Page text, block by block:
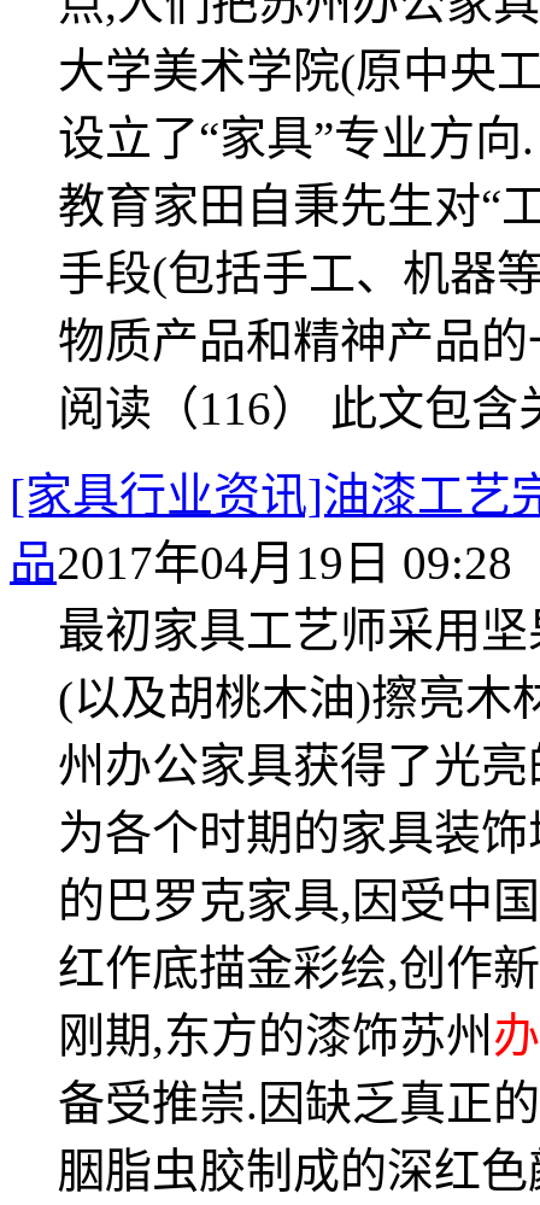
大学美术学院(原中央
设立了“家具”专业方
教育家田自秉先生对“
手段(包括手工、机器
物质产品和精神产品
阅读（116） 此文包含
[家具行业资讯]油漆工艺
品2017年04月19日 09:28
最初家具工艺师采用
(以及胡桃木油)擦亮木
州办公家具获得了光
为各个时期的家具装
的巴罗克家具,因受中
红作底描金彩绘,创作
刚期,东方的漆饰苏州
备受推崇.因缺乏真正
胭脂虫胶制成的深红